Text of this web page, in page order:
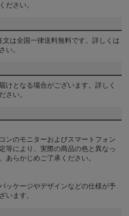
ださい。
は全国一律送料無料です。詳しくは
い。
けとなる場合がございます。詳しく
さい。
ンのモニターおよびスマートフォン
等により、実際の商品の色と異なっ
あらかじめご了承ください。
ッケージやデザインなどの仕様が予
います。